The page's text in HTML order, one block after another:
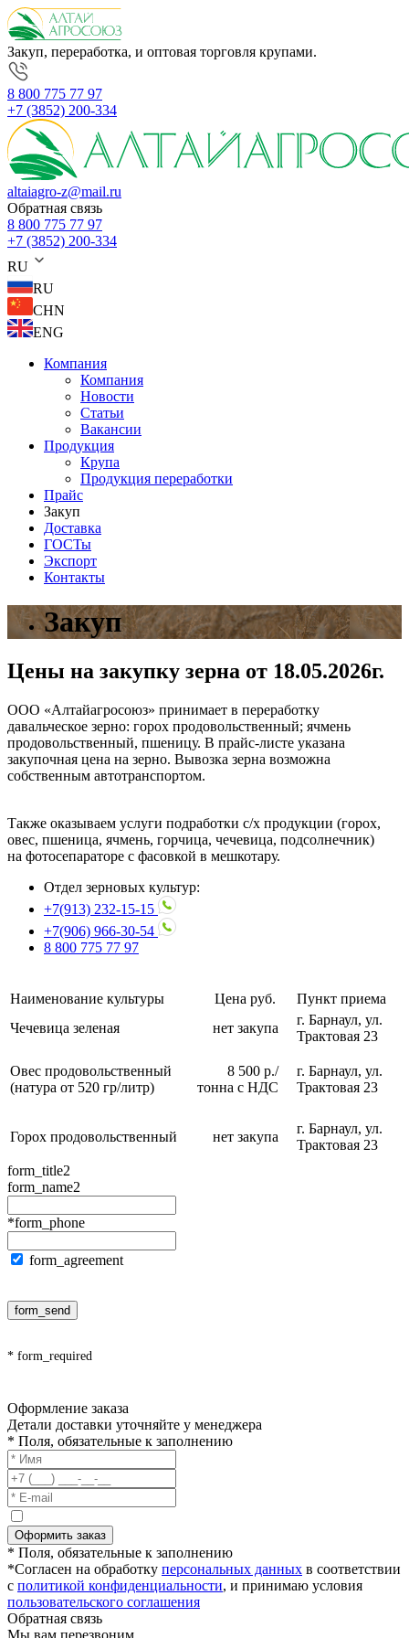
Закуп, переработка, и оптовая торговля крупами.
8 800 775 77 97
+7 (3852) 200-334
altaiagro-z@mail.ru
Обратная связь
8 800 775 77 97
+7 (3852) 200-334
RU
RU
CHN
ENG
Компания
Компания
Новости
Статьи
Вакансии
Продукция
Крупа
Продукция переработки
Прайс
Закуп
Доставка
ГОСТы
Экспорт
Контакты
Закуп
Цены на закупку зерна от 18.05.2026г.
ООО «Алтайагросоюз» принимает в переработку
давальческое зерно: горох продовольственный; ячмень
продовольственный, пшеницу. В прайс-листе указана
закупочная цена на зерно. Вывозка зерна возможна
собственным автотранспортом.
Также оказываем услуги подработки с/х продукции (горох,
овес, пшеница, ячмень, горчица, чечевица, подсолнечник)
на фотосепараторе с фасовкой в мешкотару.
Отдел зерновых культур:
+7(913) 232-15-15
+7(906) 966-30-54
8 800 775 77 97
Наименование культуры Цена руб.
Пункт приема
Чечевица зеленая
нет закупа
г. Барнаул, ул.
Трактовая 23
Овес продовольственный
(натура от 520 гр/литр)
8 500 р./
тонна с НДС
г. Барнаул, ул.
Трактовая 23
Горох продовольственный нет закупа
г. Барнаул, ул.
Трактовая 23
form_title2
form_name2
*form_phone
form_agreement
form_send
* form_required
Оформление заказа
Детали доставки уточняйте у менеджера
* Поля, обязательные к заполнению
Оформить заказ
* Поля, обязательные к заполнению
*Согласен на обработку персональных данных в соответствии
с политикой конфиденциальности, и принимаю условия
пользовательского соглашения
Обратная связь
Мы вам перезвоним